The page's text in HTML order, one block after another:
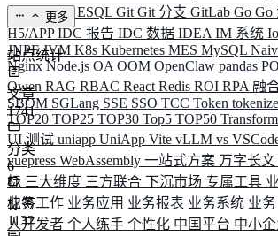
ELK ElysiaESQL Git Git 分支 GitLab Go Go
H5/APPIDC 报告 IDC 数据 IDEA IM 系统
JNPFJVM K8s Kubernetes MES MySQL
NginxNode.js OA OOM OpenClaw pandas
Qwen RAG RBAC React Redis ROI RPA 融
SBOM SGLang SSE SSO TCC Token
TOP20 TOP25 TOP30 Top5 TOP50
UI 测试 uniapp UniApp Vite vLLM vs
vuepress WebAssembly 一站式方案 万字长文
标 三大维度 三方联合 下沉市场 专属工具
业务工作 业务应用 业务报表 业务系统 业
人开发者 个人练手 个性化 中国平台 中小
更多
站点统计
文章
1741
分类
6
标签
1132